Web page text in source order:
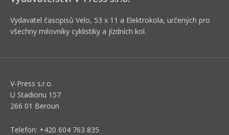
Vydavatel časopisů Velo, 53 x 11 a Elektrokola, určených pro
všechny milovníky cyklistiky a jízdních kol.
V-Press s.r.o.
U Stadionu 157
266 01 Beroun
Telefon: +420 604 763 835